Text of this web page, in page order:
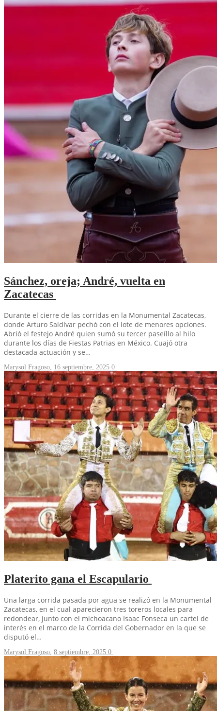
Sánchez, oreja; André, vuelta en
Zacatecas
Durante el cierre de las corridas en la Monumental Zacatecas,
donde Arturo Saldívar pechó con el lote de menores opciones.
Abrió el festejo André quien sumó su tercer paseíllo al hilo
durante los días de Fiestas Patrias en México. Cuajó otra
destacada actuación y se…
Marysol Fragoso 16 septiembre, 2025 0
Platerito gana el Escapulario
Una larga corrida pasada por agua se realizó en la Monumental
Zacatecas, en el cual aparecieron tres toreros locales para
redondear, junto con el michoacano Isaac Fonseca un cartel de
interés en el marco de la Corrida del Gobernador en la que se
disputó el…
Marysol Fragoso 8 septiembre, 2025 0